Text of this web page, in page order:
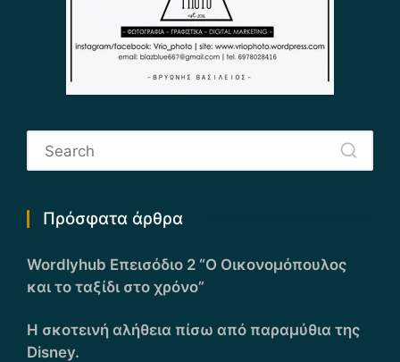
Πρόσφατα άρθρα
Wordlyhub Επεισόδιο 2 “Ο Οικονομόπουλος
και το ταξίδι στο χρόνο”
Η σκοτεινή αλήθεια πίσω από παραμύθια της
Disney.